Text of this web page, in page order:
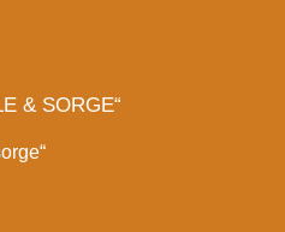
& SORGE“